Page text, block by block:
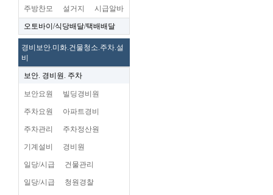
주방찬모 설거지 시급알바
오토바이/식당배달/택배배달
경비보안.미화.건물청소.주차.설
비
보안. 경비원. 주차
보안요원 빌딩경비원
주차요원 아파트경비
주차관리 주차정산원
기계설비 경비원
일당/시급 건물관리
일당/시급 청원경찰